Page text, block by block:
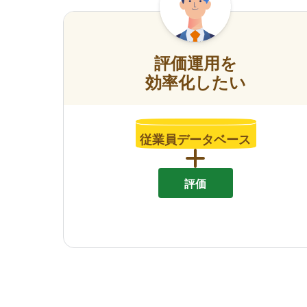
評価運用を
効率化したい
従業員データベース
評価